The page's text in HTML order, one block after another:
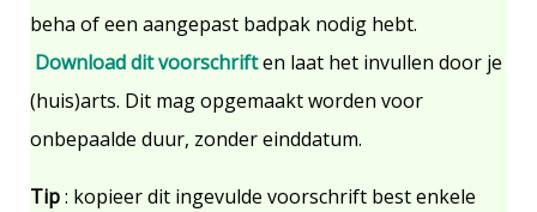
beha of een aangepast badpak nodig hebt.
Download dit voorschriften laat het invullen door je
(huis)arts. Dit mag opgemaakt worden voor
onbepaalde duur, zonder einddatum.
Tip: kopieer dit ingevulde voorschrift best enkele